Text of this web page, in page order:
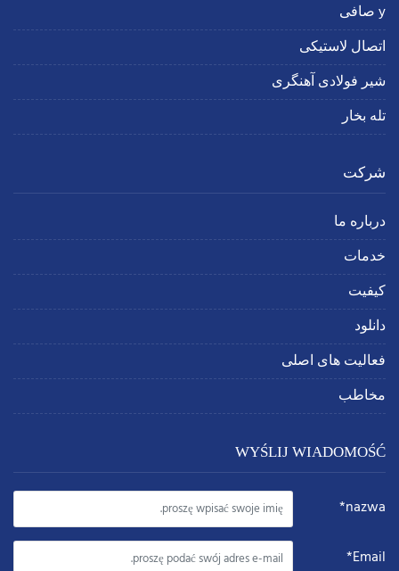
y صافی
اتصال لاستیکی
شیر فولادی آهنگری
تله بخار
شرکت
درباره ما
خدمات
کیفیت
دانلود
فعالیت های اصلی
مخاطب
WYŚLIJ WIADOMOŚĆ
nazwa*
Email*